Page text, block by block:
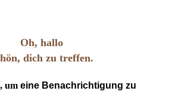
Oh, hallo
dich zu treffen.
umeine Benachrichtigung zu